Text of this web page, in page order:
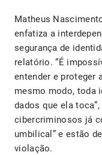
Matheus
enfatiza a
segurança de
relatório. “É
entender e proteger
mesmo modo, toda
dados que ela
cibercriminosos já
umbilical” e estão
violação.